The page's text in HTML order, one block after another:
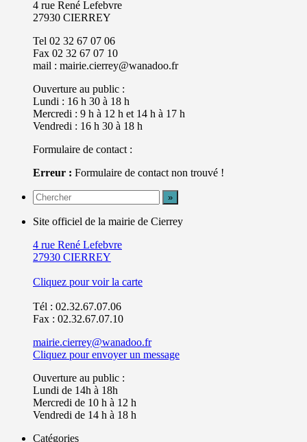
4 rue René Lefebvre
27930 CIERREY
Tel 02 32 67 07 06
Fax 02 32 67 07 10
mail : mairie.cierrey@wanadoo.fr
Ouverture au public :
Lundi : 16 h 30 à 18 h
Mercredi : 9 h à 12 h et 14 h à 17 h
Vendredi : 16 h 30 à 18 h
Formulaire de contact :
Erreur : Formulaire de contact non trouvé !
Site officiel de la mairie de Cierrey
4 rue René Lefebvre
27930 CIERREY
Cliquez pour voir la carte
Tél : 02.32.67.07.06
Fax : 02.32.67.07.10
mairie.cierrey@wanadoo.fr
Cliquez pour envoyer un message
Ouverture au public :
Lundi de 14h à 18h
Mercredi de 10 h à 12 h
Vendredi de 14 h à 18 h
Catégories